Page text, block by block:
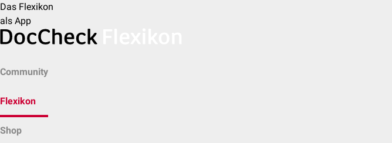
Das Flexikon
als App
Community
Flexikon
Shop